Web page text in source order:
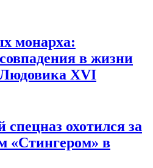
монарха:
в жизни
XVI
спецназ охотился за
«Стингером» в